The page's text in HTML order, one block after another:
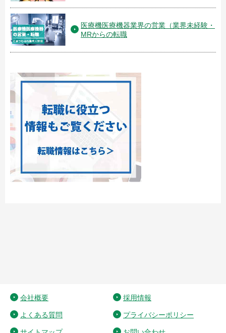
医療機医療機器業界の営業（業界未経験・
MRからの転職
会社概要 採用情報
よくある質問 プライバシーポリシー